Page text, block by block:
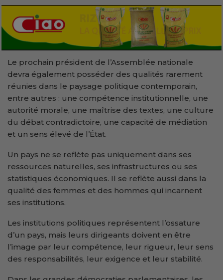
Le prochain président de l’Assemblée nationale
devra également posséder des qualités rarement
réunies dans le paysage politique contemporain,
entre autres : une compétence institutionnelle, une
autorité morale, une maîtrise des textes, une culture
du débat contradictoire, une capacité de médiation
et un sens élevé de l’État.
Un pays ne se reflète pas uniquement dans ses
ressources naturelles, ses infrastructures ou ses
statistiques économiques. Il se reflète aussi dans la
qualité des femmes et des hommes qui incarnent
ses institutions.
Les institutions politiques représentent l’ossature
d’un pays, mais leurs dirigeants doivent en être
l’image par leur compétence, leur rigueur, leur sens
des responsabilités, leur exigence et leur stabilité.